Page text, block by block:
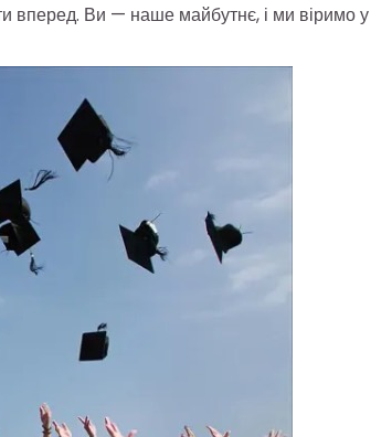
вперед. Ви — наше майбутнє, і ми віримо у